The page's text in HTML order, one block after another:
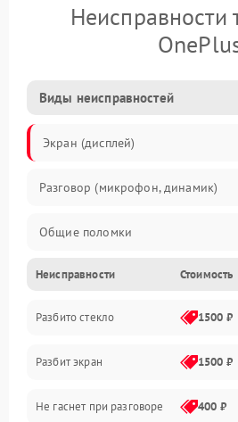
Неисправности
Виды неисправностей
Экран (дисплей)
Разговор (микрофон, динамик)
Общие поломки
Проблемы связи
Камеры
Проблемы с дисплеем и сенсором
Зарядка
Неисправности Стоимость
Разбито стекло 1500 ₽
Разбит экран 1500 ₽
Не гаснет при разговоре 400 ₽